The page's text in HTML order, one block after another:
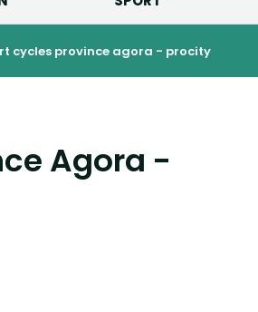
cycles province agora - procity
Agora -